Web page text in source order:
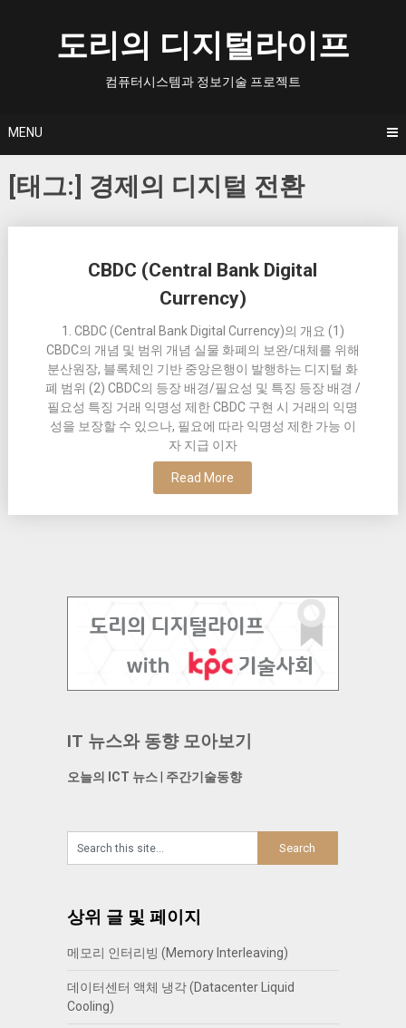
도리의 디지털라이프
컴퓨터시스템과 정보기술 프로젝트
MENU
[태그:] 경제의 디지털 전환
CBDC (Central Bank Digital
Currency)
1. CBDC (Central Bank Digital Currency)의 개요 (1)
CBDC의 개념 및 범위 개념 실물 화폐의 보완/대체를 위해
분산원장, 블록체인 기반 중앙은행이 발행하는 디지털 화
폐 범위 (2) CBDC의 등장 배경/필요성 및 특징 등장 배경 /
필요성 특징 거래 익명성 제한 CBDC 구현 시 거래의 익명
성을 보장할 수 있으나, 필요에 따라 익명성 제한 가능 이
자 지급 이자
Read More
navigation
IT 뉴스와 동향 모아보기
오늘의 ICT 뉴스| 주간기술동향
상위 글 및 페이지
메모리 인터리빙 (Memory Interleaving)
데이터센터 액체 냉각 (Datacenter Liquid
Cooling)